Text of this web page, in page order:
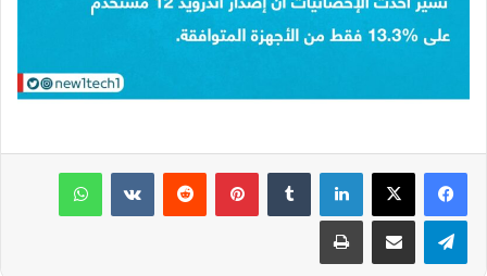
لينكدإن بينتيريست واتساب
تيلقرام مشاركة عبر البريد طباعة